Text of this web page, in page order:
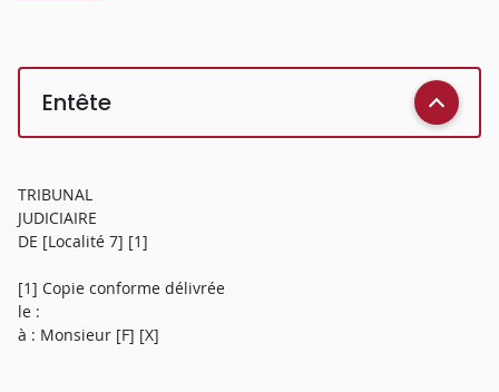
Entête
TRIBUNAL
JUDICIAIRE
DE [Localité 7] [1]
[1] Copie conforme délivrée
le :
à : Monsieur [F] [X]